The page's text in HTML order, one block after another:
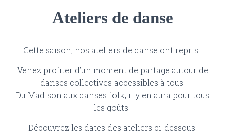
Ateliers de danse
Cette saison, nos ateliers de danse ont repris !
Venez profiter d’un moment de partage autour de
danses collectives accessibles à tous.
Du Madison aux danses folk, il y en aura pour tous
les goûts !
Découvrez les dates des ateliers ci-dessous.